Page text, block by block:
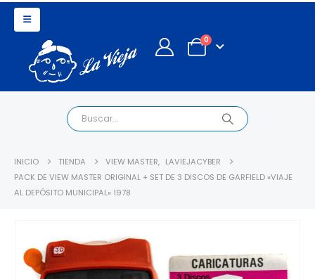
0
INICIO TIENDA VIEW MASTER, LAVIEJACYBER
PACK DE VIEW MASTER ORIGINAL + SET DE 3 DISCOS DE GARFIELD «VIAJE
AL DEPÓSITO MUNICIPAL» 1978